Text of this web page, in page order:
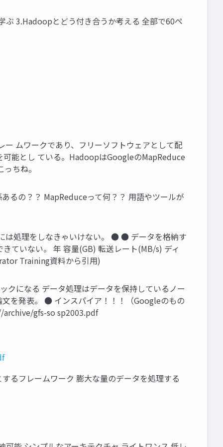
3.Hadoopとどう付き合うか考える 全部で60ペ
ムワークであり、フリーソフトウェアとして配
能とし ている。HadoopはGoogleのMapReduce
ちね。
の？？ MapReduceって何？？ 用語やツールが
は処理をしなきゃいけない。 ● ● データを格納す
ていない。 年 容量(GB) 転送レート(MB/s) ディ
Training資料から引用)
になる データ処理はデータを保持しているノー
を発表。 ● インスパイア！！！（Googleのもの
gfs-so sp2003.pdf
るフレームワーク 膨大な量のデータを処理する